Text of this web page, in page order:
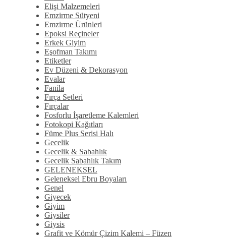
Elişi Malzemeleri
Emzirme Sütyeni
Emzirme Ürünleri
Epoksi Reçineler
Erkek Giyim
Eşofman Takımı
Etiketler
Ev Düzeni & Dekorasyon
Evalar
Fanila
Fırça Setleri
Fırçalar
Fosforlu İşaretleme Kalemleri
Fotokopi Kağıtları
Füme Plus Serisi Halı
Gecelik
Gecelik & Sabahlık
Gecelik Sabahlık Takım
GELENEKSEL
Geleneksel Ebru Boyaları
Genel
Giyecek
Giyim
Giysiler
Giysis
Grafit ve Kömür Çizim Kalemi – Füzen